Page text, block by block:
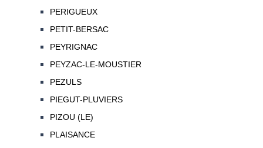
PERIGUEUX
PETIT-BERSAC
PEYRIGNAC
PEYZAC-LE-MOUSTIER
PEZULS
PIEGUT-PLUVIERS
PIZOU (LE)
PLAISANCE